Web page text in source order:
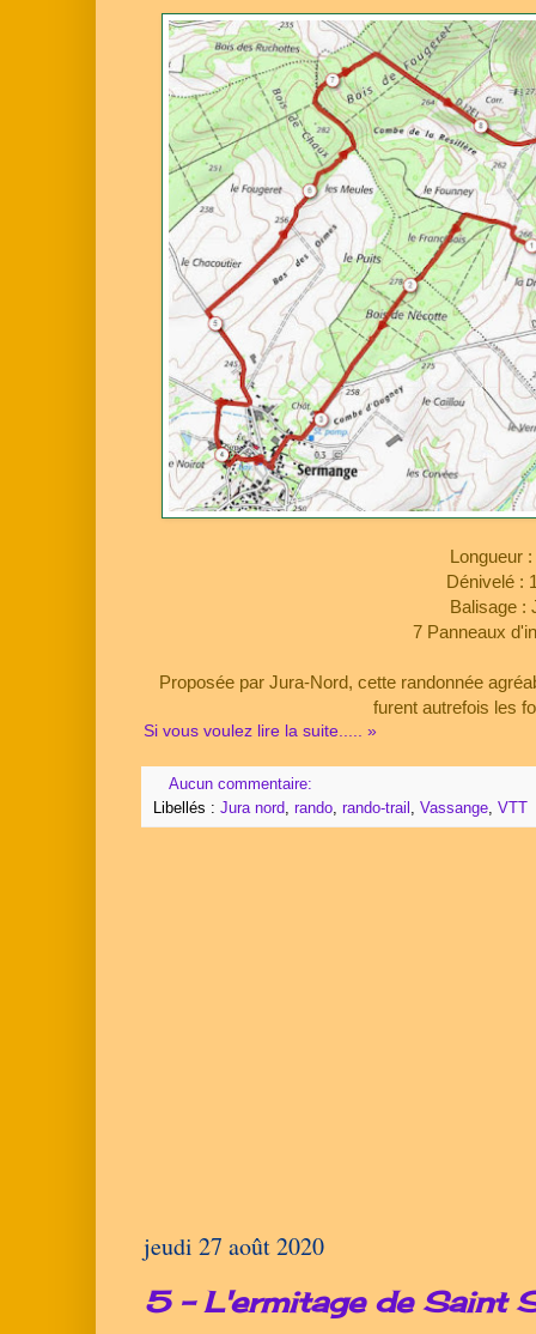
Longueur
Dénivelé :
Balisage :
7 Panneaux
Proposée par Jura-Nord, cette randonnée
furent autrefois les
Si vous voulez lire la suite..... »
Aucun commentaire:
Libellés : Jura nord, rando, rando-trail , Vassange, VTT
jeudi 27 août 2020
5 - L'ermitage de Saint